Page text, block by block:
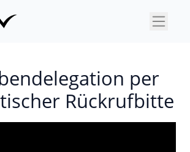
×
per
Rückrufbitte